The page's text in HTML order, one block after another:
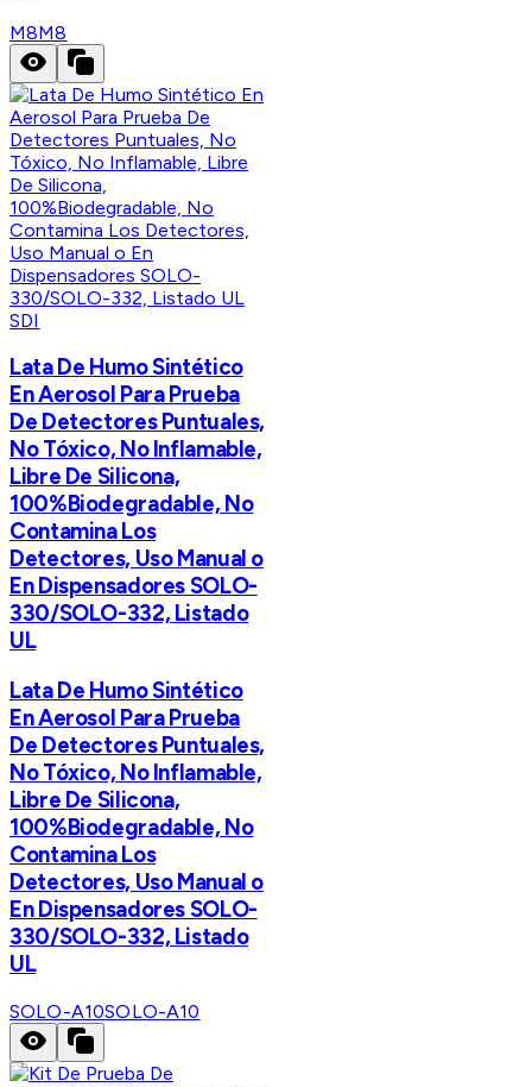
M8M8
SDI
Lata De Humo Sintético
En Aerosol Para Prueba
De Detectores Puntuales,
No Tóxico, No Inflamable,
Libre De Silicona,
100%Biodegradable, No
Contamina Los
Detectores, Uso Manual o
En Dispensadores SOLO-
330/SOLO-332, Listado
UL
Lata De Humo Sintético
En Aerosol Para Prueba
De Detectores Puntuales,
No Tóxico, No Inflamable,
Libre De Silicona,
100%Biodegradable, No
Contamina Los
Detectores, Uso Manual o
En Dispensadores SOLO-
330/SOLO-332, Listado
UL
SOLO-A10SOLO-A10